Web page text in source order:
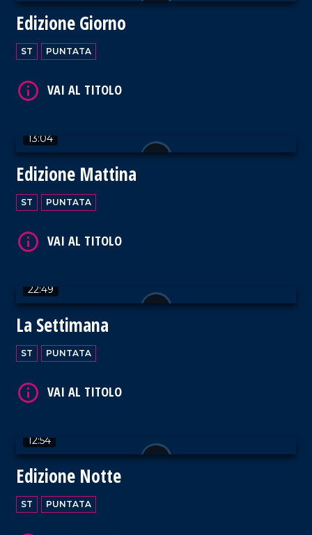
Edizione Giorno
ST PUNTATA
13:04
Edizione Mattina
ST PUNTATA
22:49
La Settimana
ST PUNTATA
12:54
Edizione Notte
ST PUNTATA
VAI AL TITOLO